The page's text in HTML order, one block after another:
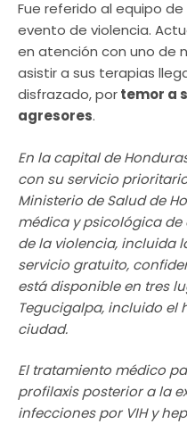
Fue referido al equipo
evento de violencia.
en atención con uno de
asistir a sus terapias
disfrazado, portemor a
agresores.
En la capital de
con su servicio
Ministerio de Salud de
médica y psicológica
de la violencia, incluida
servicio gratuito,
está disponible en tres
Tegucigalpa, incluido el
ciudad.
El tratamiento médico
profilaxis posterior a la
infecciones por VIH y